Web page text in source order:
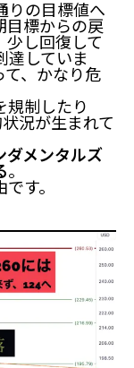
りの目標値へ
目標からの戻
し回復して
達していま
て、かなり危
規制したり
況が生まれて
ダメンタルズ
。
す。